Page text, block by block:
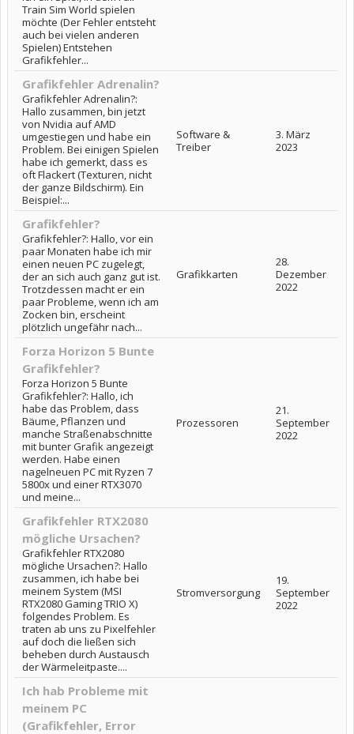
Train Sim World spielen
möchte (Der Fehler entsteht
auch bei vielen anderen
Spielen) Entstehen
Grafikfehler...
Grafikfehler Adrenalin?
Grafikfehler Adrenalin?:
Hallo zusammen, bin jetzt
von Nvidia auf AMD
umgestiegen und habe ein
Problem. Bei einigen Spielen
habe ich gemerkt, dass es
oft Flackert (Texturen, nicht
der ganze Bildschirm). Ein
Beispiel:...
Software &
Treiber
3. März
2023
Grafikfehler?
Grafikfehler?: Hallo, vor ein
paar Monaten habe ich mir
einen neuen PC zugelegt,
der an sich auch ganz gut ist.
Trotzdessen macht er ein
paar Probleme, wenn ich am
Zocken bin, erscheint
plötzlich ungefähr nach...
Grafikkarten
28.
Dezember
2022
Forza Horizon 5 Bunte
Grafikfehler?
Forza Horizon 5 Bunte
Grafikfehler?: Hallo, ich
habe das Problem, dass
Bäume, Pflanzen und
manche Straßenabschnitte
mit bunter Grafik angezeigt
werden. Habe einen
nagelneuen PC mit Ryzen 7
5800x und einer RTX3070
und meine...
Prozessoren
21.
September
2022
Grafikfehler RTX2080
mögliche Ursachen?
Grafikfehler RTX2080
mögliche Ursachen?: Hallo
zusammen, ich habe bei
meinem System (MSI
RTX2080 Gaming TRIO X)
folgendes Problem. Es
traten ab uns zu Pixelfehler
auf doch die ließen sich
beheben durch Austausch
der Wärmeleitpaste....
Stromversorgung
19.
September
2022
Ich hab Probleme mit
meinem PC
(Grafikfehler, Error